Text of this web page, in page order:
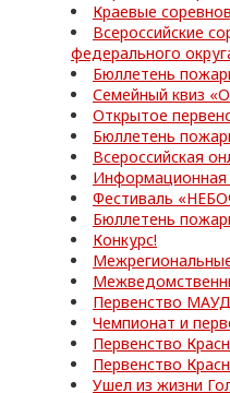
Краевые
Всероссийские
федерального
Бюллетень
Семейный квиз
Открытое
Бюллетень
Всероссийская
Информационная
Фестиваль
Бюллетень
Конкурс!
Первенство
Чемпионат и
Первенство
Первенство
Ушел из жизни